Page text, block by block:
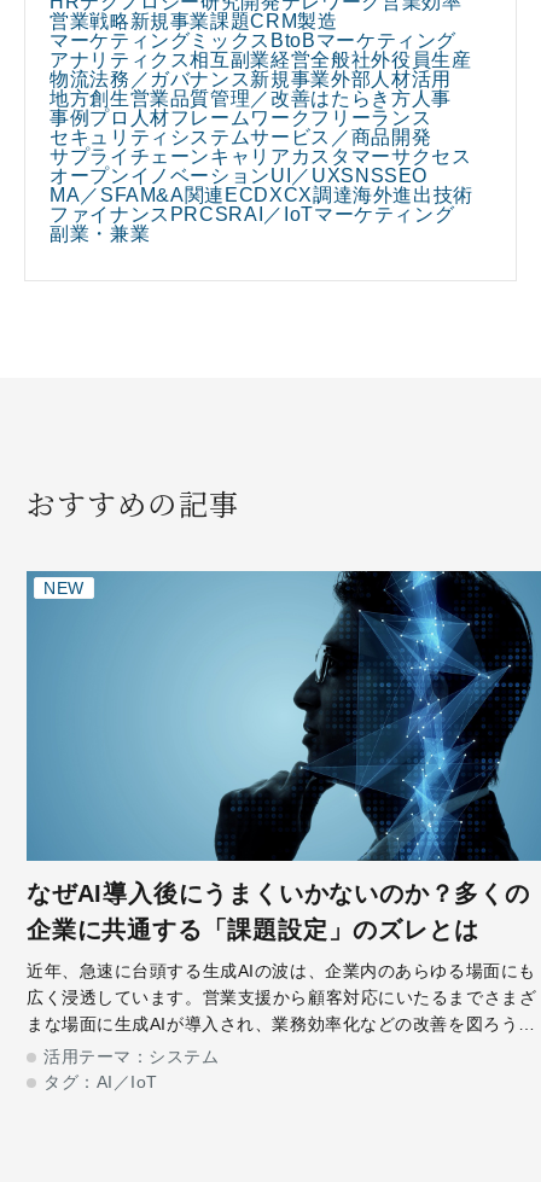
営業戦略新規事業課題CRM製造
マーケティングミックス BtoBマーケティング
アナリティクス相互副業経営全般社外役員生産
物流法務／ガバナンス新規事業外部人材活用
地方創生営業品質管理／改善はたらき方 人事
事例 プロ人材フレームワークフリーランス
セキュリティ システムサービス／商品開発
サプライチェーンキャリア カスタマーサクセス
オープンイノベーションUI／UXSNSSEO
MA／SFAM&A関連 ECDXCX調達海外進出技術
ファイナンス PRCSRAI／IoTマーケティング
副業・兼業
おすすめの記事
NEW
なぜAI導入後にうまくいかないのか？多くの
企業に共通する「課題設定」のズレとは
近年、急速に台頭する生成AIの波は、企業内のあらゆる場面にも
広く浸透しています。営業支援から顧客対応にいたるまでさまざ
まな場面に生成AIが導入され、業務効率化などの改善を図ろうと
する企業が増えています。その一方で、導入当初の期待感と現状
との間に少なからずギャッ
活用テーマ： システム
タグ： AI／IoT